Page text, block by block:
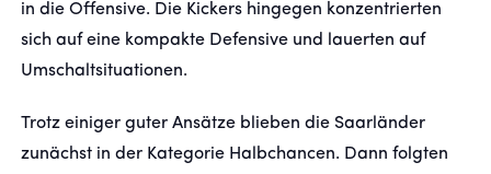
in die Offensive. Die Kickers hingegen konzentrierten
sich auf eine kompakte Defensive und lauerten auf
Umschaltsituationen.
Trotz einiger guter Ansätze blieben die Saarländer
zunächst in der Kategorie Halbchancen. Dann folgten